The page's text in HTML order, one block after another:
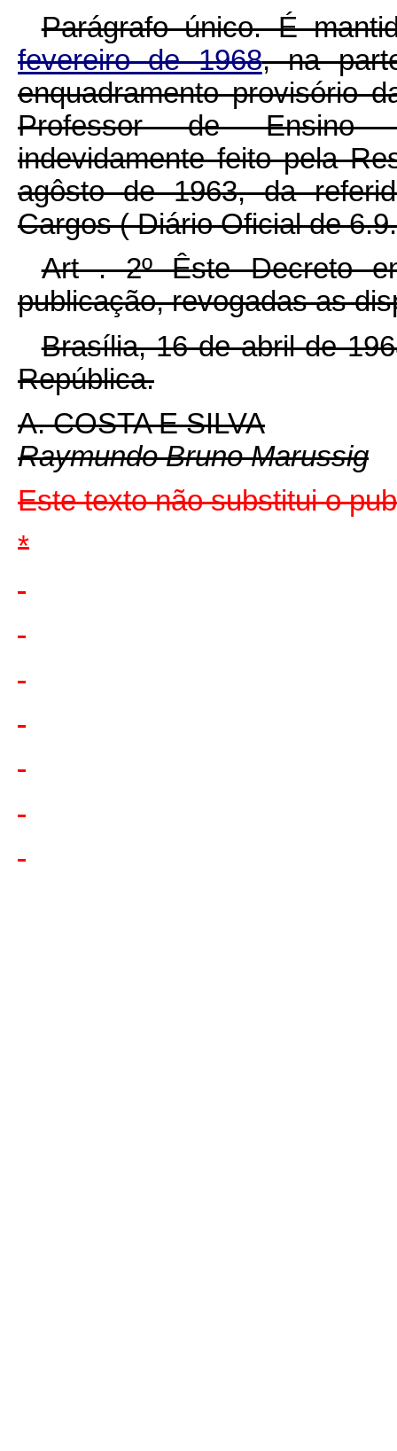
Parágrafo único. É
fevereiro de 1968, na
enquadramento provisório
Professor de Ensino
indevidamente feito pela
agôsto de 1963, da
Cargos ( Diário Oficial de
Art . 2º Êste Decreto
publicação, revogadas as
Brasília, 16 de abril de
República.
A. COSTA E SILVA
Raymundo Bruno Marussig
Este texto não substitui o
*